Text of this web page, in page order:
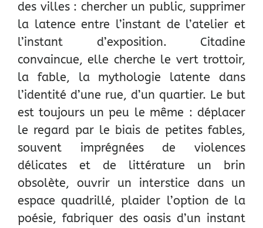
des villes : chercher un public, supprimer
la latence entre l’instant de l’atelier et
l’instant d’exposition. Citadine
convaincue, elle cherche le vert trottoir,
la fable, la mythologie latente dans
l’identité d’une rue, d’un quartier. Le but
est toujours un peu le même : déplacer
le regard par le biais de petites fables,
souvent imprégnées de violences
délicates et de littérature un brin
obsolète, ouvrir un interstice dans un
espace quadrillé, plaider l’option de la
poésie, fabriquer des oasis d’un instant